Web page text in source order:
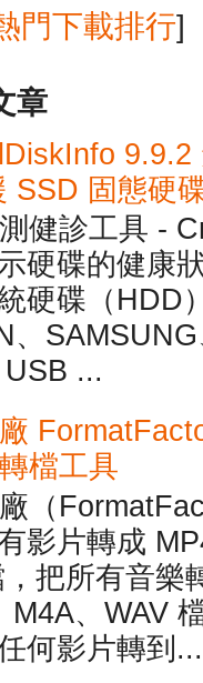
門下載排行]
章
9.9.2
SSD 固態硬
健診工具 -
硬碟的健康
硬碟（HDD
、
...
檔工具
（
影片轉成
把所有音樂
M4A、WAV
何影片轉到...